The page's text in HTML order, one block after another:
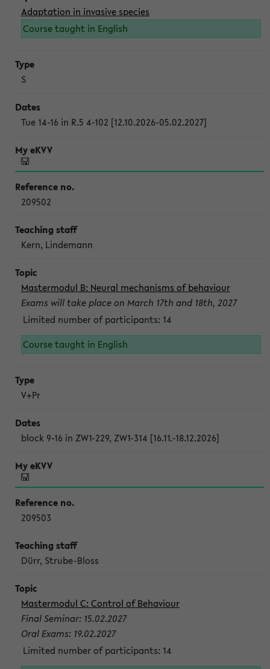
Adaptation in invasive species
Course taught in English
S
Tue 14-16 in R.5 4-102 [12.10.2026-05.02.2027]
209502
Kern, Lindemann
Mastermodul B: Neural mechanisms of behaviour
Exams will take place on March 17th and 18th, 2027
Limited number of participants: 14
Course taught in English
V+Pr
block 9-16 in ZW1-229, ZW1-314 [16.11.-18.12.2026]
209503
Dürr, Strube-Bloss
Mastermodul C: Control of Behaviour
Final Seminar: 15.02.2027
Oral Exams: 19.02.2027
Limited number of participants: 14